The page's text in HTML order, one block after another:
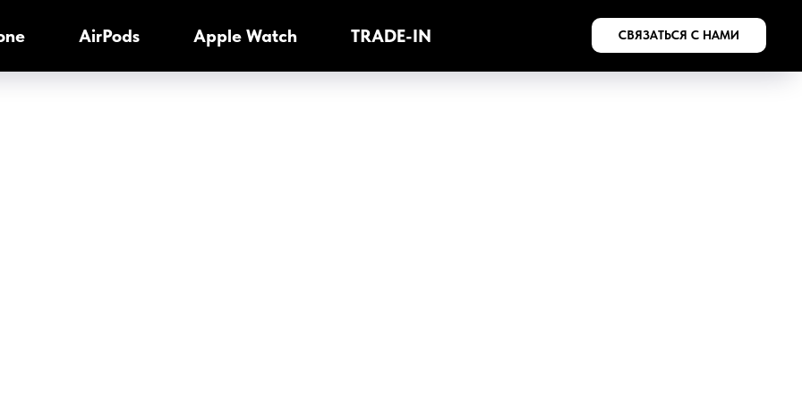
AirPods Apple Watch TRADE-IN СВЯЗАТЬСЯ С НАМИ